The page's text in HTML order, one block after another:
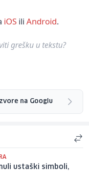
iOS ili Android.
grešku u tekstu?
na Googlu
ustaški simboli,